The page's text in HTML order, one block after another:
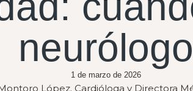
neurólogo
1 de marzo de 2026
López. Cardióloga y Directora